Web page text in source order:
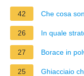
42 Che cosa
26 In quale
27 Borace in
25 Ghiacciaio